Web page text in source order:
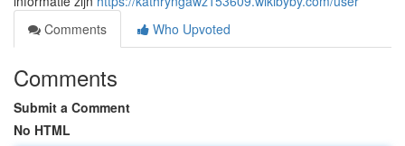
Comments
Who Upvoted
Comments
Submit a Comment
No HTML